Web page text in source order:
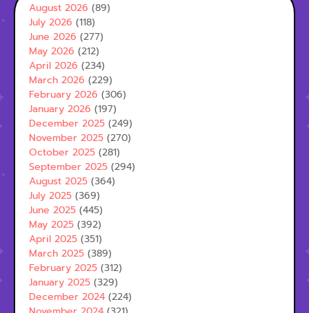
August 2026 (89)
July 2026 (118)
June 2026 (277)
May 2026 (212)
April 2026 (234)
March 2026 (229)
February 2026 (306)
January 2026 (197)
December 2025 (249)
November 2025 (270)
October 2025 (281)
September 2025 (294)
August 2025 (364)
July 2025 (369)
June 2025 (445)
May 2025 (392)
April 2025 (351)
March 2025 (389)
February 2025 (312)
January 2025 (329)
December 2024 (224)